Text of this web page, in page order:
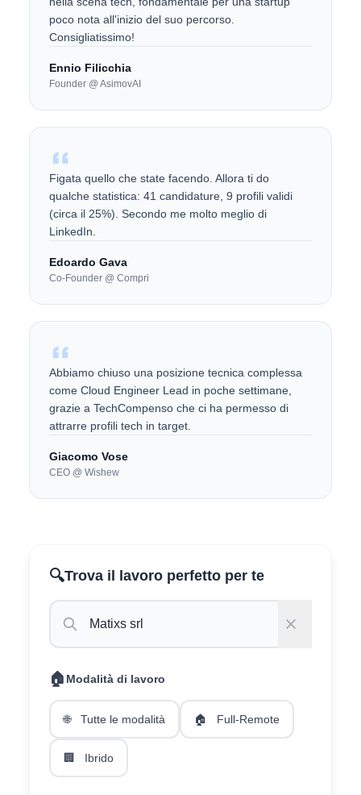
poco nota all'inizio del suo percorso.
Consigliatissimo!
Ennio Filicchia
Founder @ AsimovAI
Figata quello che state facendo. Allora ti do
qualche statistica: 41 candidature, 9 profili validi
(circa il 25%). Secondo me molto meglio di
LinkedIn.
Edoardo Gava
Co-Founder @ Compri
Abbiamo chiuso una posizione tecnica complessa
come Cloud Engineer Lead in poche settimane,
grazie a TechCompenso che ci ha permesso di
attrarre profili tech in target.
Giacomo Vose
CEO @ Wishew
🔍Trova il lavoro perfetto per te
🏠 Modalità di lavoro
🌐 Tutte le modalità 🏠 Full-Remote
🏢 Ibrido